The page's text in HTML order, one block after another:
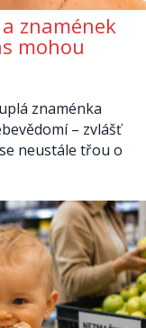
znamének
mohou
znaménka
– zvlášť
neustále třou o